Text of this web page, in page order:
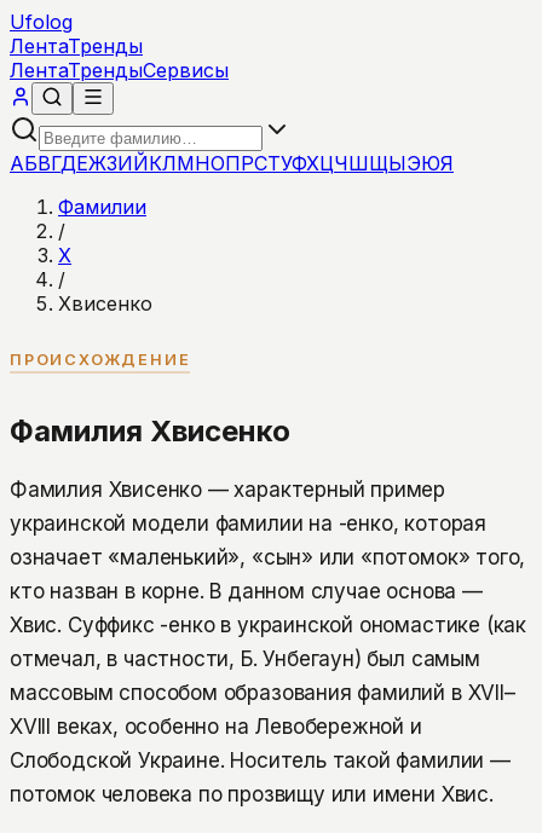
Ufolog
ЛентаТренды
ЛентаТрендыСервисы
АБВГДЕЖЗИЙКЛМНОПРСТУФХЦЧШЩЫЭЮЯ
Фамилии
/
Х
/
Хвисенко
ПРОИСХОЖДЕНИЕ
Фамилия Хвисенко
Фамилия Хвисенко — характерный пример
украинской модели фамилии на -енко, которая
означает «маленький», «сын» или «потомок» того,
кто назван в корне. В данном случае основа —
Хвис. Суффикс -енко в украинской ономастике (как
отмечал, в частности, Б. Унбегаун) был самым
массовым способом образования фамилий в XVII–
XVIII веках, особенно на Левобережной и
Слободской Украине. Носитель такой фамилии —
потомок человека по прозвищу или имени Хвис.